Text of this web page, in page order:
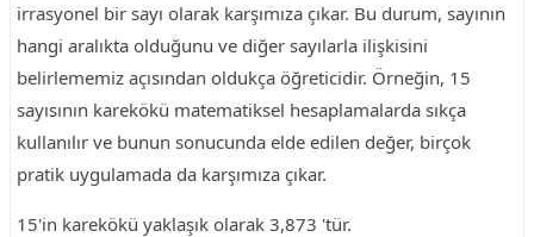
irrasyonel bir sayı olarak karşımıza çıkar. Bu durum, sayının
hangi aralıkta olduğunu ve diğer sayılarla ilişkisini
belirlememiz açısından oldukça öğreticidir. Örneğin, 15
sayısının karekökü matematiksel hesaplamalarda sıkça
kullanılır ve bunun sonucunda elde edilen değer, birçok
pratik uygulamada da karşımıza çıkar.
15'in karekökü yaklaşık olarak 3,873 'tür.